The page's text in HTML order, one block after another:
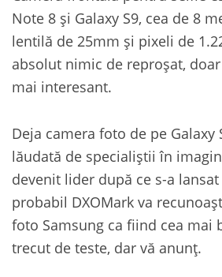
Note 8 și Galaxy S9, cea de 8
lentilă de 25mm și pixeli de
absolut nimic de reproșat,
mai interesant.
Deja camera foto de pe Galaxy
lăudată de specialiștii în
devenit lider după ce s-a
probabil DXOMark va
foto Samsung ca fiind cea mai
trecut de teste, dar vă anunț.